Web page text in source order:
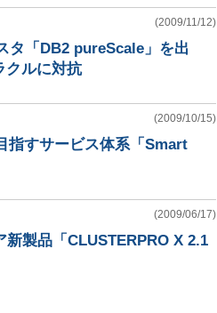
(2009/11/12)
タ「DB2 pureScale」を出
クルに対抗
(2009/10/15)
指すサービス体系「Smart
(2009/06/17)
製品「CLUSTERPRO X 2.1